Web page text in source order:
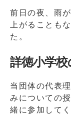
前日の夜、雨
上がることも
た。
詳徳小学
当団体の代表
みについての
緒に参加してく